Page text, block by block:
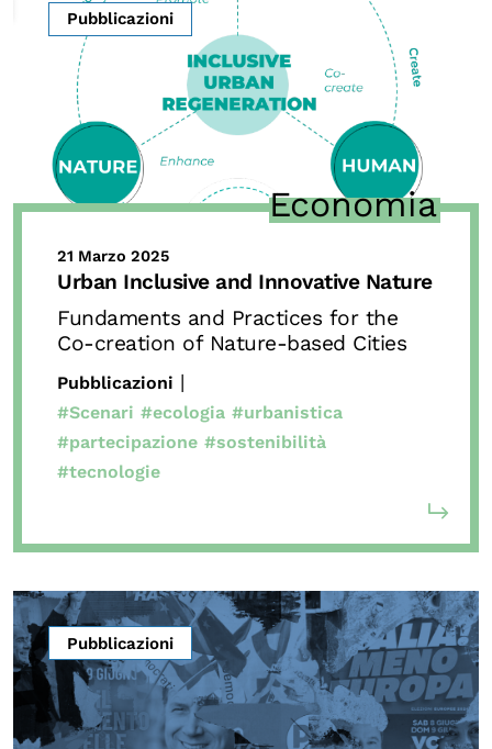
Pubblicazioni
Economia
21 Marzo 2025
Urban Inclusive and Innovative Nature
Fundaments and Practices for the
Co-creation of Nature-based Cities
Pubblicazioni |
#Scenari #ecologia #urbanistica
#partecipazione #sostenibilità
#tecnologie
Pubblicazioni